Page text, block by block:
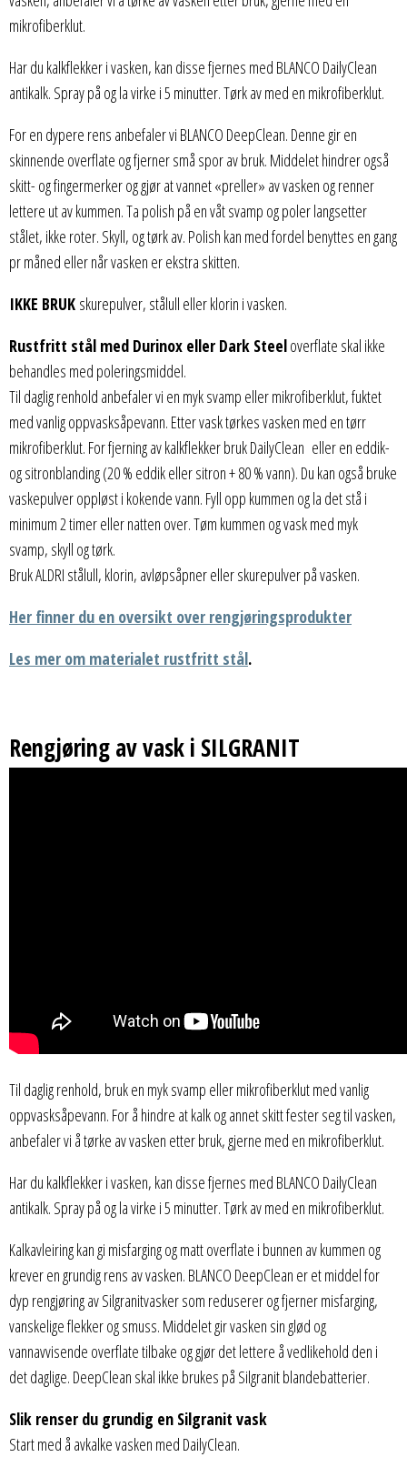
mikrofiberklut.
Har du kalkflekker i vasken, kan disse fjernes med BLANCO DailyClean
antikalk. Spray på og la virke i 5 minutter. Tørk av med en mikrofiberklut.
For en dypere rens anbefaler vi BLANCO DeepClean. Denne gir en
skinnende overflate og fjerner små spor av bruk. Middelet hindrer også
skitt- og fingermerker og gjør at vannet «preller» av vasken og renner
lettere ut av kummen. Ta polish på en våt svamp og poler langsetter
stålet, ikke roter. Skyll, og tørk av. Polish kan med fordel benyttes en gang
pr måned eller når vasken er ekstra skitten.
IKKE BRUK skurepulver, stålull eller klorin i vasken.
Rustfritt stål med Durinox eller Dark Steeloverflate skal ikke
behandles med poleringsmiddel.
Til daglig renhold anbefaler vi en myk svamp eller mikrofiberklut, fuktet
med vanlig oppvasksåpevann. Etter vask tørkes vasken med en tørr
mikrofiberklut. For fjerning av kalkflekker bruk DailyClean eller en eddik-
og sitronblanding (20 % eddik eller sitron + 80 % vann). Du kan også bruke
vaskepulver oppløst i kokende vann. Fyll opp kummen og la det stå i
minimum 2 timer eller natten over. Tøm kummen og vask med myk
svamp, skyll og tørk.
Bruk ALDRI stålull, klorin, avløpsåpner eller skurepulver på vasken.
Her finner du en oversikt over rengjøringsprodukter
Les mer om materialet rustfritt stål.
Rengjøring av vask i SILGRANIT
Til daglig renhold, bruk en myk svamp eller mikrofiberklut med vanlig
oppvasksåpevann. For å hindre at kalk og annet skitt fester seg til vasken,
anbefaler vi å tørke av vasken etter bruk, gjerne med en mikrofiberklut.
Har du kalkflekker i vasken, kan disse fjernes med BLANCO DailyClean
antikalk. Spray på og la virke i 5 minutter. Tørk av med en mikrofiberklut.
Kalkavleiring kan gi misfarging og matt overflate i bunnen av kummen og
krever en grundig rens av vasken. BLANCO DeepClean er et middel for
dyp rengjøring av Silgranitvasker som reduserer og fjerner misfarging,
vanskelige flekker og smuss. Middelet gir vasken sin glød og
vannavvisende overflate tilbake og gjør det lettere å vedlikehold den i
det daglige. DeepClean skal ikke brukes på Silgranit blandebatterier.
Slik renser du grundig en Silgranit vask
Start med å avkalke vasken med DailyClean.